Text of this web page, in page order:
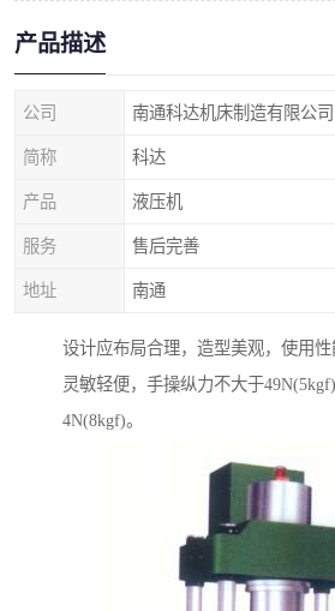
产品描述
公司 南通科达机床制造有限公司
简称 科达
产品 液压机
服务 售后完善
地址 南通
设计应布局合理，造型美观，使用
灵敏轻便，手操纵力不大于
4N(8kgf)。